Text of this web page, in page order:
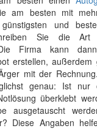
am besten mit
und
Sie die
Firma kann
erstellen,
mit der
genau: Ist
überklebt
ausgetauscht
Diese Angaben